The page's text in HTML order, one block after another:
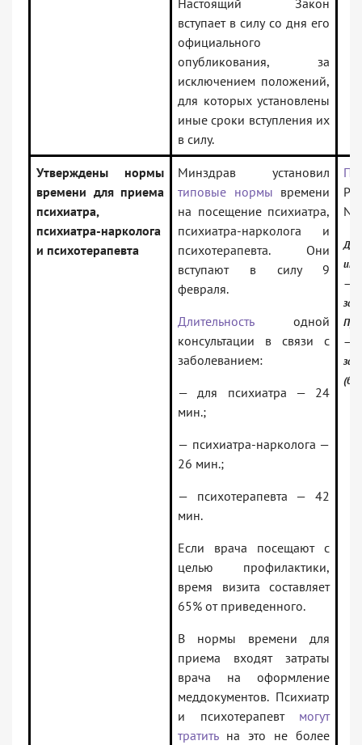
Настоящий Закон
вступает в силу со дня его
официального
опубликования, за
исключением положений,
для которых установлены
иные сроки вступления их
в силу.
Утверждены нормы
времени для приема
психиатра,
психиатра-нарколога
и психотерапевта
Минздрав установил
типовые нормы времени
на посещение психиатра,
психиатра-нарколога и
психотерапевта. Они
вступают в силу 9
февраля.
Длительностьодной
консультации в связи с
заболеванием:
— для психиатра — 24
мин.;
— психиатра-нарколога —
26 мин.;
— психотерапевта — 42
мин.
Если врача посещают с
целью профилактики,
время визита составляет
65% от приведенного.
В нормы времени для
приема входят затраты
врача на оформление
меддокументов. Психиатр
и психотерапевт могут
тратитьна это не более
N
—
—